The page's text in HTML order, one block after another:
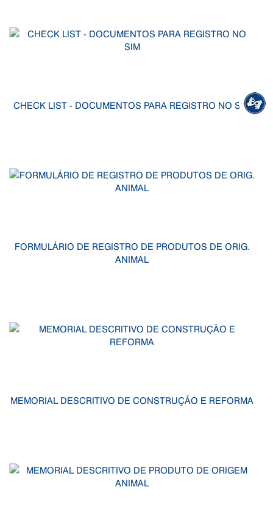
CHECK LIST - DOCUMENTOS PARA REGISTRO NO SIM
FORMULÁRIO DE REGISTRO DE PRODUTOS DE ORIG.
ANIMAL
MEMORIAL DESCRITIVO DE CONSTRUÇÃO E REFORMA